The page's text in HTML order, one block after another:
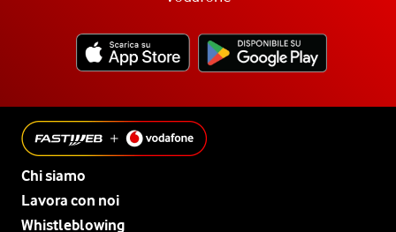
Chi siamo
Lavora con noi
Whistleblowing